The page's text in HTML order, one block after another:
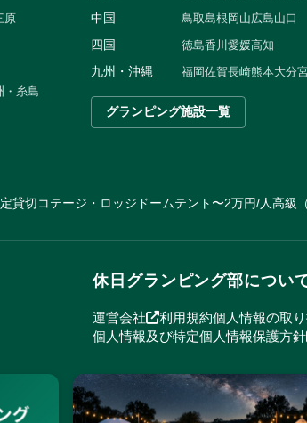
原
・糸島
中国 鳥取島根 岡山広島山口
四国 徳島香川 愛媛高知
九州・沖縄 福岡佐賀長崎熊本大分
グランピング施設一覧
貸切コテージ・ロッジ ドームテント 〜2万円/人高級
休日グランピング部につい
運営会社 利用規約個人情報の取
個人情報及び特定個人情報保護方針